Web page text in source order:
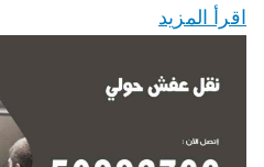
اقرأ المزيد